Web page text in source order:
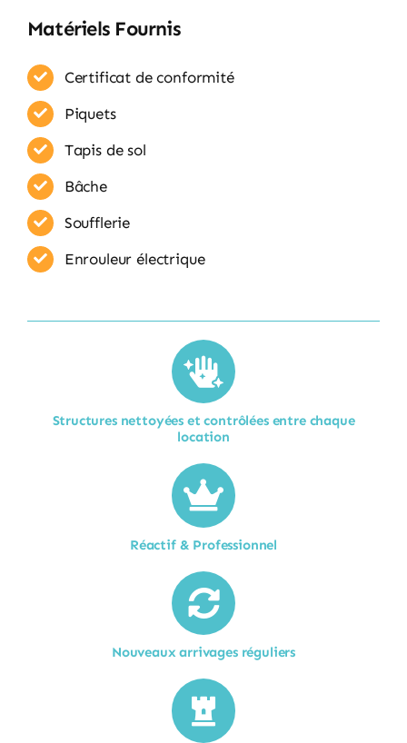
Matériels Fournis
Certificat de conformité
Piquets
Tapis de sol
Bâche
Soufflerie
Enrouleur​ électrique
Structures nettoyées et contrôlées entre chaque
location​
Réactif & Professionnel
Nouveaux arrivages réguliers